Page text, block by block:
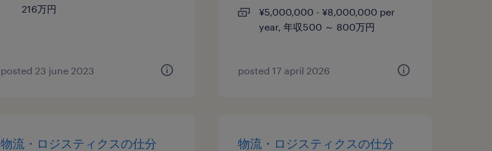
216万円
posted 23 june 2023
¥5,000,000 - ¥8,000,000 per
year, 年収500 ～ 800万円
posted 17 april 2026
物流・ロジスティクスの仕分
物流・ロジスティクスの仕分